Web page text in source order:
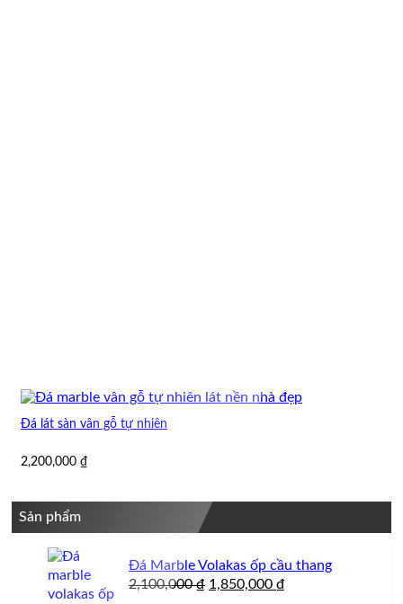
Đá lát sàn vân gỗ tự nhiên
2,200,000 ₫
Sản phẩm
Đá Marble Volakas ốp cầu thang
2,100,000₫ Giá
1,850,000 ₫